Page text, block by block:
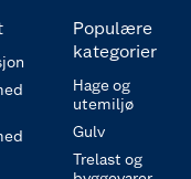
Populære
kategorier
Hage og
utemiljø
Gulv
Trelast og